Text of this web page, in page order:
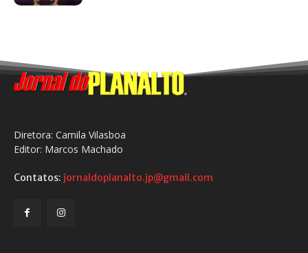
Diretora: Camila Vilasboa
Editor: Marcos Machado
Contatos: jornaldoplanalto.jp@gmail.com